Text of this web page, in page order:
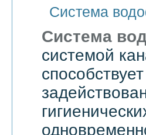
Система
Система
системой